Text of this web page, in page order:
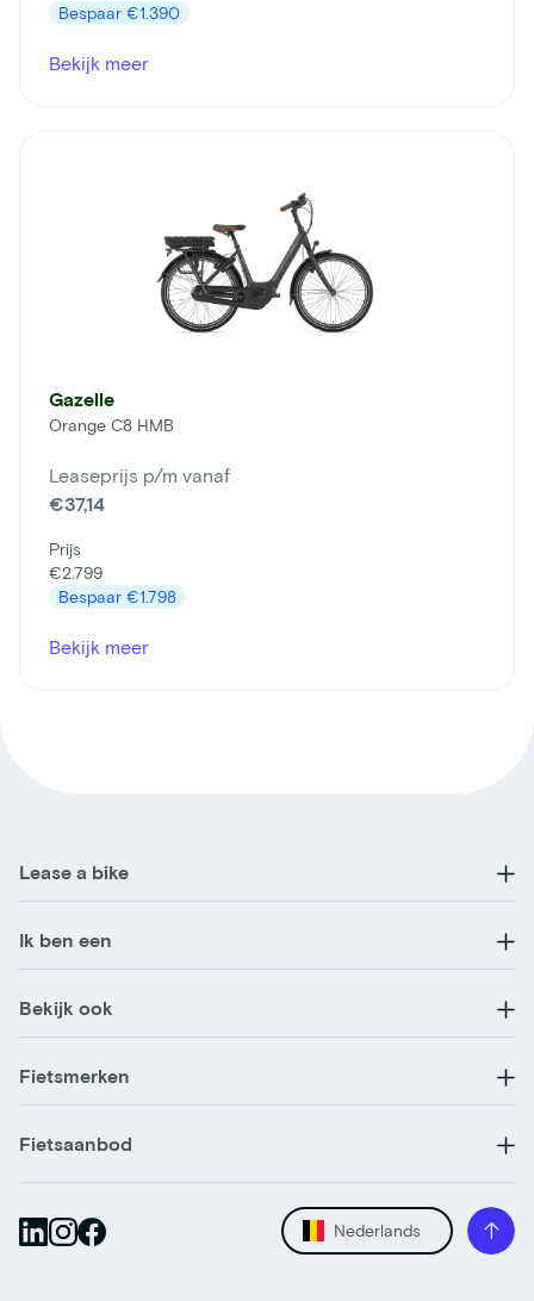
Bespaar €1.390
Bekijk meer
Gazelle
Orange C8 HMB
Leaseprijs p/m vanaf
€37,14
Prijs
€2.799
Bespaar €1.798
Bekijk meer
Lease a bike
Ik ben een
Bekijk ook
Fietsmerken
Fietsaanbod
Nederlands